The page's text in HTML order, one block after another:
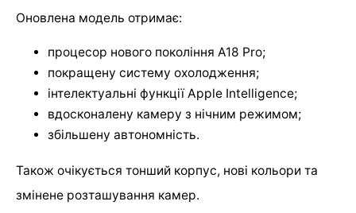
Оновлена модель отримає:
процесор нового покоління A18 Pro;
покращену систему охолодження;
інтелектуальні функції Apple Intelligence;
вдосконалену камеру з нічним режимом;
збільшену автономність.
Також очікується тонший корпус, нові кольори та
змінене розташування камер.